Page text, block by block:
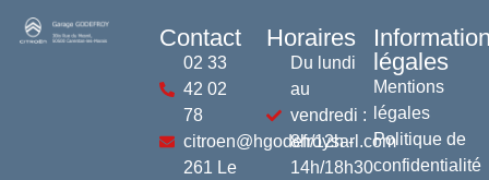
Contact
02 33
42 02
78
citroen@hgodefroysarl.com
261 Le
Horaires
Du lundi
au
vendredi :
8h/12h -
14h/18h30
légales
Mentions
légales
Politique de
confidentialité